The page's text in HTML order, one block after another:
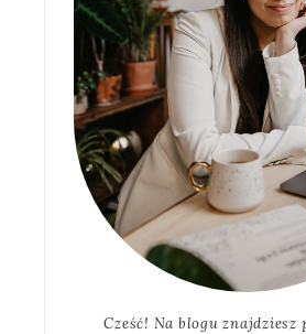
Cześć! Na blogu znajdziesz